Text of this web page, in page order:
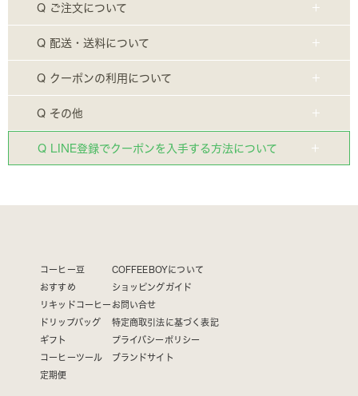
Q ご注文について
Q 配送・送料について
Q クーポンの利用について
Q その他
Q LINE登録でクーポンを入手する方法について
コーヒー豆
おすすめ
リキッドコーヒー
ドリップバッグ
ギフト
コーヒーツール
定期便
COFFEEBOYについて
ショッピングガイド
お問い合せ
特定商取引法に基づく表記
プライバシーポリシー
ブランドサイト